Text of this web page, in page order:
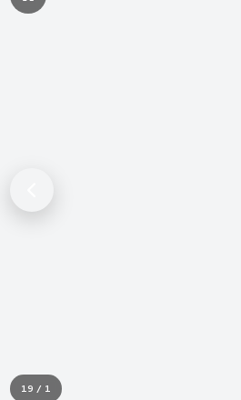
1 / 19